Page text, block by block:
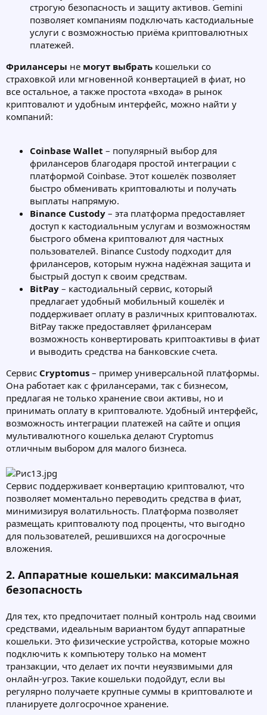
строгую безопасность и защиту активов. Gemini
позволяет компаниям подключать кастодиальные
услуги с возможностью приёма криптовалютных
платежей.
Фрилансеры не могут выбрать кошельки со
страховкой или мгновенной конвертацией в фиат, но
все остальное, а также простота «входа» в рынок
криптовалют и удобным интерфейс, можно найти у
компаний:
Coinbase Wallet – популярный выбор для
фрилансеров благодаря простой интеграции с
платформой Coinbase. Этот кошелёк позволяет
быстро обменивать криптовалюты и получать
выплаты напрямую.
Binance Custody – эта платформа предоставляет
доступ к кастодиальным услугам и возможностям
быстрого обмена криптовалют для частных
пользователей. Binance Custody подходит для
фрилансеров, которым нужна надёжная защита и
быстрый доступ к своим средствам.
BitPay – кастодиальный сервис, который
предлагает удобный мобильный кошелёк и
поддерживает оплату в различных криптовалютах.
BitPay также предоставляет фрилансерам
возможность конвертировать криптоактивы в фиат
и выводить средства на банковские счета.
Сервис Cryptomus – пример универсальной платформы.
Она работает как с фрилансерами, так с бизнесом,
предлагая не только хранение свои активы, но и
принимать оплату в криптовалюте. Удобный интерфейс,
возможность интеграции платежей на сайте и опция
мультивалютного кошелька делают Cryptomus
отличным выбором для малого бизнеса.
Сервис поддерживает конвертацию криптовалют, что
позволяет моментально переводить средства в фиат,
минимизируя волатильность. Платформа позволяет
размещать криптовалюту под проценты, что выгодно
для пользователей, решившихся на догосрочные
вложения.
2. Аппаратные кошельки: максимальная
безопасность
Для тех, кто предпочитает полный контроль над своими
средствами, идеальным вариантом будут аппаратные
кошельки. Это физические устройства, которые можно
подключить к компьютеру только на момент
транзакции, что делает их почти неуязвимыми для
онлайн-угроз. Такие кошельки подойдут, если вы
регулярно получаете крупные суммы в криптовалюте и
планируете долгосрочное хранение.